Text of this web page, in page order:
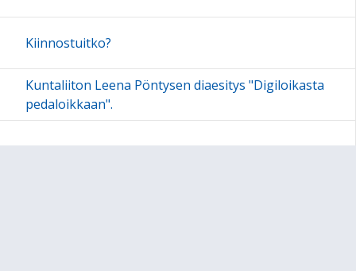
Kiinnostuitko?
Kuntaliiton Leena Pöntysen diaesitys "Digiloikasta
pedaloikkaan".